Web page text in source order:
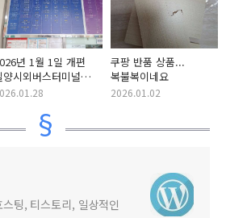
년 1월 1일 개편
양시외버스터미널
간표 및 요금 정보
쿠팡 반품 상품...
복불복이네요
2026.01.02
팅, 티스토리, 일상적인